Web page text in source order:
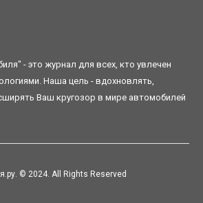
- это журнал для всех, кто увлечен
Наша цель - вдохновлять,
Ваш кругозор в мире автомобилей
© 2024. All Rights Reserved